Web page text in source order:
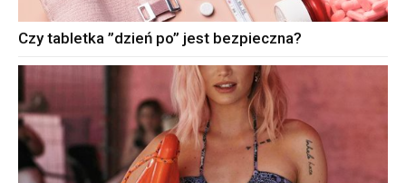
Czy tabletka ”dzień po” jest bezpieczna?